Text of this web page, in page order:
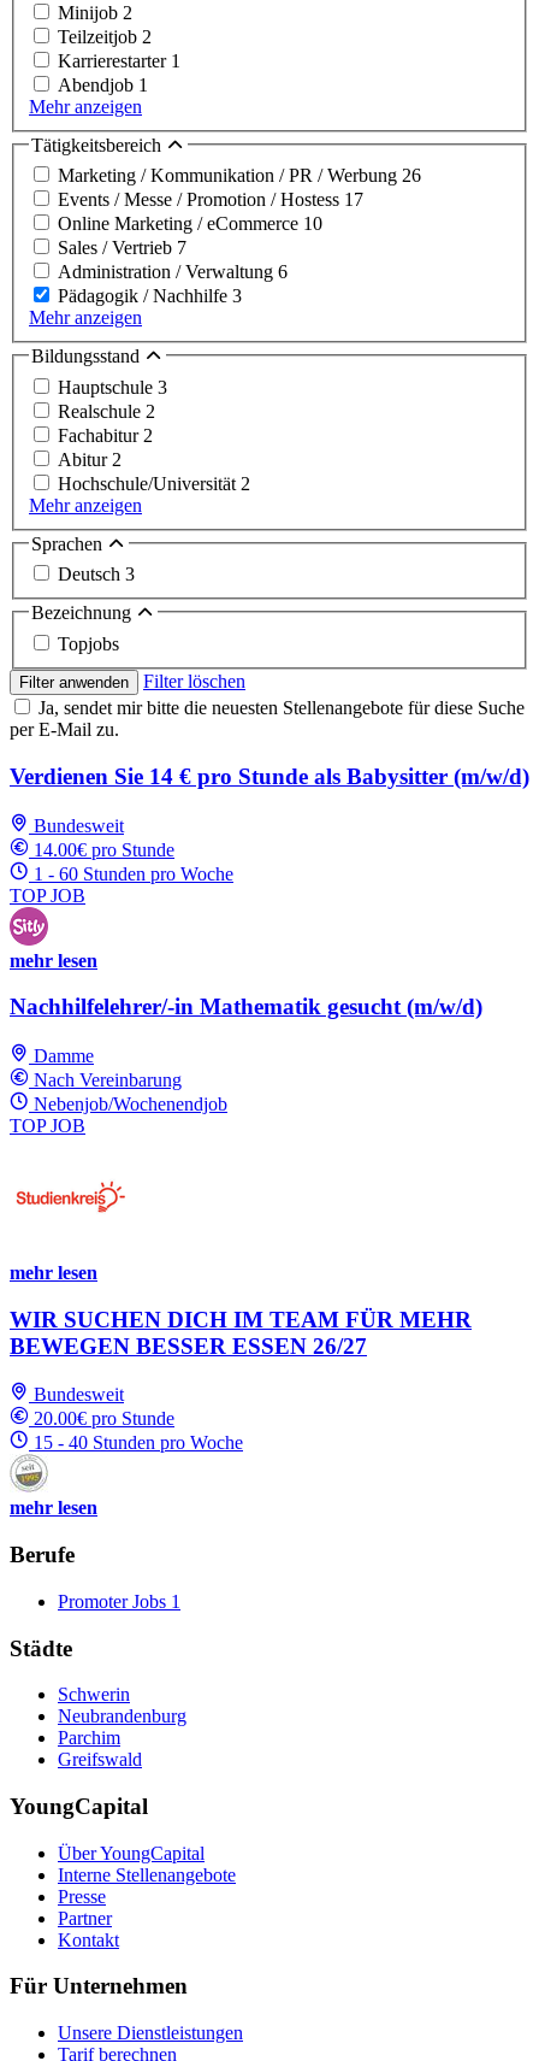
Minijob 2
Teilzeitjob 2
Karrierestarter 1
Abendjob 1
Mehr anzeigen
Tätigkeitsbereich
Marketing / Kommunikation / PR / Werbung 26
Events / Messe / Promotion / Hostess 17
Online Marketing / eCommerce 10
Sales / Vertrieb 7
Administration / Verwaltung 6
Pädagogik / Nachhilfe 3
Mehr anzeigen
Bildungsstand
Hauptschule 3
Realschule 2
Fachabitur 2
Abitur 2
Hochschule/Universität 2
Mehr anzeigen
Sprachen
Deutsch 3
Bezeichnung
Topjobs
Filter anwenden
Filter löschen
Ja, sendet mir bitte die neuesten Stellenangebote für diese Suche
per E-Mail zu.
Verdienen Sie 14 € pro Stunde als Babysitter (m/w/d)
Bundesweit
14.00€ pro Stunde
1 - 60 Stunden pro Woche
TOP JOB
mehr lesen
Nachhilfelehrer/-in Mathematik gesucht (m/w/d)
Damme
Nach Vereinbarung
Nebenjob/Wochenendjob
TOP JOB
mehr lesen
WIR SUCHEN DICH IM TEAM FÜR MEHR
BEWEGEN BESSER ESSEN 26/27
Bundesweit
20.00€ pro Stunde
15 - 40 Stunden pro Woche
mehr lesen
Berufe
Promoter Jobs 1
Städte
Schwerin
Neubrandenburg
Parchim
Greifswald
YoungCapital
Über YoungCapital
Interne Stellenangebote
Presse
Partner
Kontakt
Für Unternehmen
Unsere Dienstleistungen
Tarif berechnen